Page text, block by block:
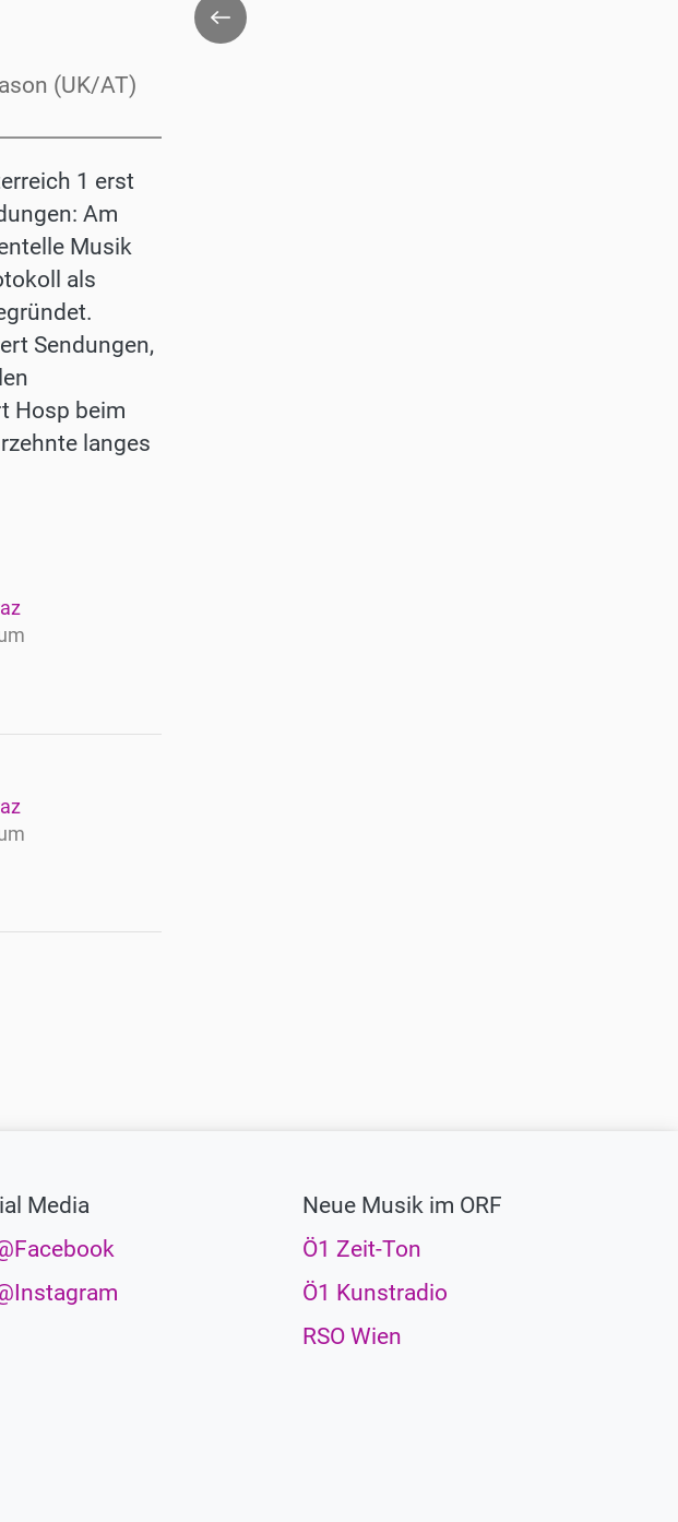
(UK/AT)
1 erst
Am
Musik
als
Sendungen,
Hosp beim
langes
Zurück
Media
Neue Musik im ORF
Ö1 Zeit-Ton
Ö1 Kunstradio
RSO Wien